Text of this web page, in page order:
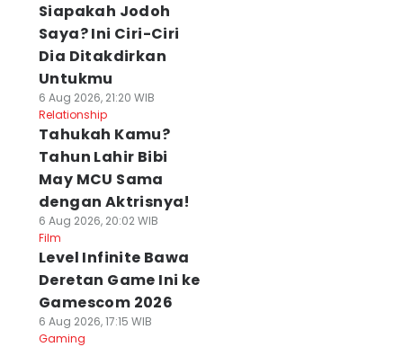
Siapakah Jodoh
Saya? Ini Ciri-Ciri
Dia Ditakdirkan
Untukmu
6 Aug 2026, 21:20 WIB
Relationship
Tahukah Kamu?
Tahun Lahir Bibi
May MCU Sama
dengan Aktrisnya!
6 Aug 2026, 20:02 WIB
Film
Level Infinite Bawa
Deretan Game Ini ke
Gamescom 2026
6 Aug 2026, 17:15 WIB
Gaming